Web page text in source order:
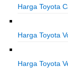
Harga Toyota
Harga Toyota
Harga Toyota